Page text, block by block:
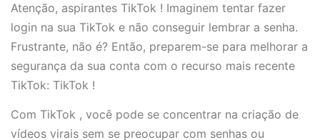
Atenção, aspirantes TikTok ! Imaginem tentar fazer
login na sua TikTok e não conseguir lembrar a senha.
Frustrante, não é? Então, preparem-se para melhorar a
segurança da sua conta com o recurso mais recente
TikTok: TikTok !
Com TikTok , você pode se concentrar na criação de
vídeos virais sem se preocupar com senhas ou